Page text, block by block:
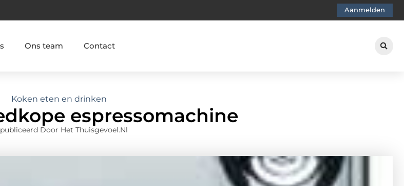
Aanmelden
Ons team Contact
Koken eten en drinken
espressomachine
Door Het Thuisgevoel.nl